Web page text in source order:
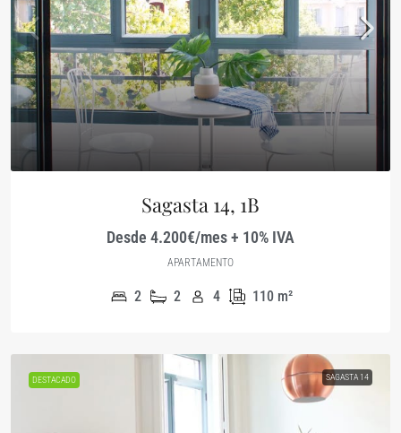
Sagasta 14, 1B
Desde 4.200€/mes + 10% IVA
APARTAMENTO
2 2 4 110 m²
DESTACADO SAGASTA 14